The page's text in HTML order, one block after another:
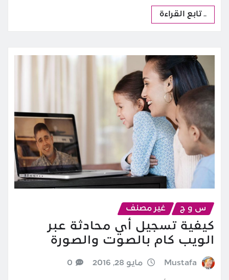
.. تابع القراءة
س و ج غير مصنف
كيفية تسجيل أي محادثة عبر
الويب كام بالصوت والصورة
Mustafa مايو 28, 2016 0